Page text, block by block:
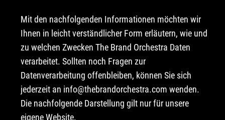
Mit den nachfolgenden Informationen möchten wir
Ihnen in leicht verständlicher Form erläutern, wie und
zu welchen Zwecken The Brand Orchestra Daten
verarbeitet. Sollten noch Fragen zur
Datenverarbeitung offenbleiben, können Sie sich
jederzeit an info@thebrandorchestra.com wenden.
Die nachfolgende Darstellung gilt nur für unsere
eigene Website.